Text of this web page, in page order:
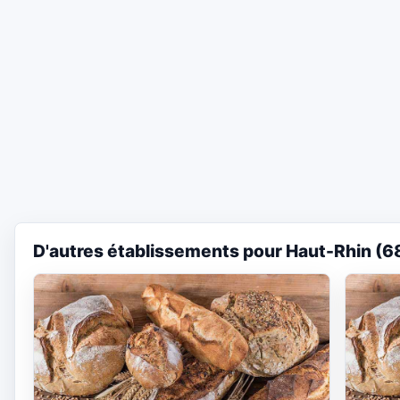
D'autres établissements pour Haut-Rhin